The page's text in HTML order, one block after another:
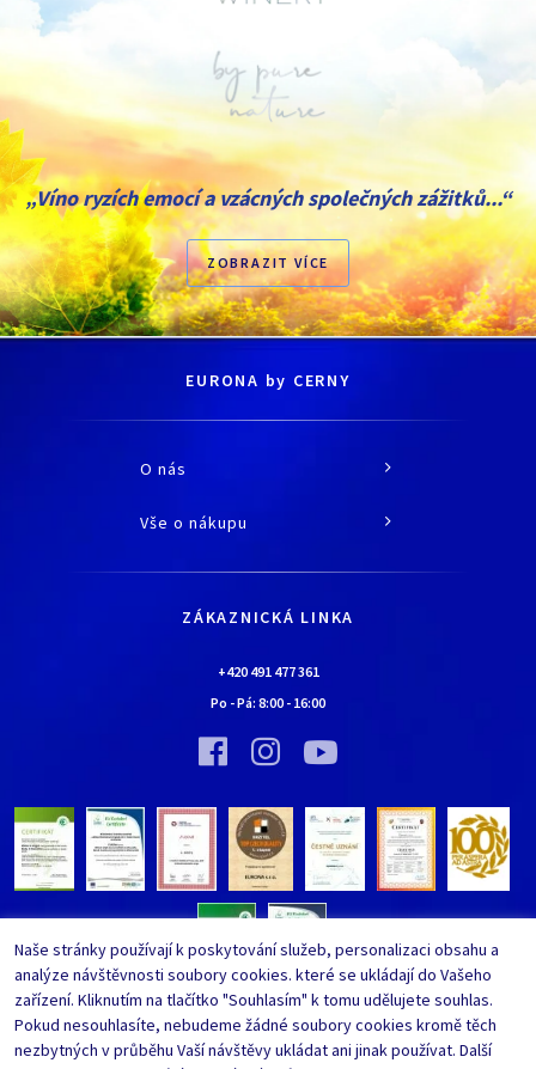
„Víno ryzích emocí a vzácných společných zážitků...“
ZOBRAZIT VÍCE
EURONA by CERNY
O nás
O společnosti
Kontaktní údaje
Bylo nebylo…
Vinný sklípek EURONA by Cerny
Bylo nebylo…
Vše o nákupu
Jak nakupovat
Nejčastěji kladené dotazy
Upravit nastavení ochrany
Whistleblowing
ZÁKAZNICKÁ LINKA
+420 491 477 361
Po - Pá: 8:00 - 16:00
Naše stránky používají k poskytování služeb, personalizaci obsahu a
analýze návštěvnosti soubory cookies. které se ukládají do Vašeho
zařízení. Kliknutím na tlačítko "Souhlasím" k tomu udělujete souhlas.
Pokud nesouhlasíte, nebudeme žádné soubory cookies kromě těch
nezbytných v průběhu Vaší návštěvy ukládat ani jinak používat. Další